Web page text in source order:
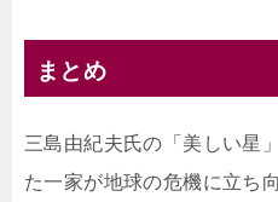
まとめ
三島由紀夫氏の「美しい星
た一家が地球の危機に立ち